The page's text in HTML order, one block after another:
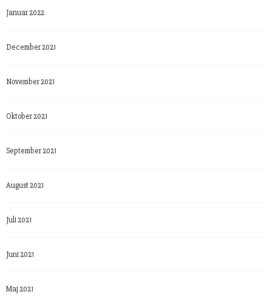
Januar 2022
December 2021
November 2021
Oktober 2021
September 2021
August 2021
Juli 2021
Juni 2021
Maj 2021